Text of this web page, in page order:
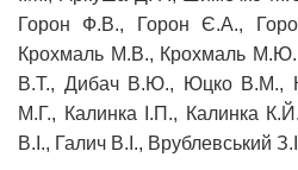
Горон Ф.В., Горон Є.А.,
Крохмаль М.В., Крохмаль
В.Т., Дибач В.Ю., Юцко В.М.,
М.Г., Калинка І.П., Калинка
В.І., Галич В.І., Врублевський